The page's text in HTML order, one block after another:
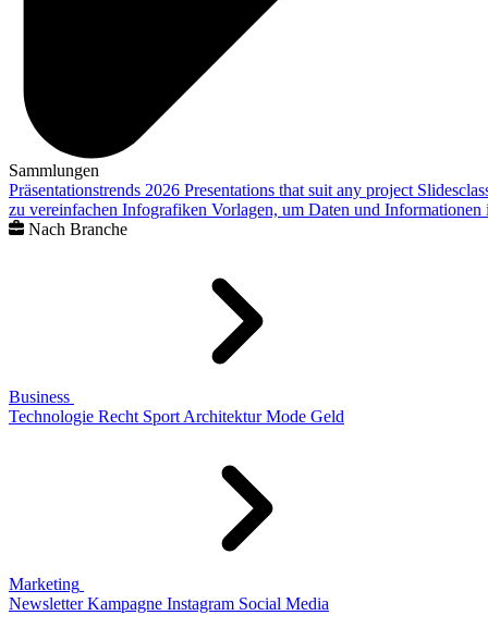
Sammlungen
Präsentationstrends 2026 Presentations that suit any project
zu vereinfachen Infografiken Vorlagen, um Daten und
Nach Branche
Business
Technologie Recht Sport Architektur Mode Geld
Marketing
Newsletter Kampagne Instagram Social Media